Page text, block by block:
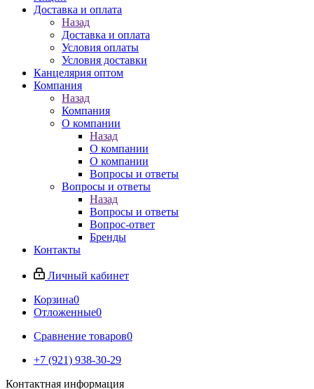
Доставка и оплата
Назад
Доставка и оплата
Условия оплаты
Условия доставки
Канцелярия оптом
Компания
Назад
Компания
О компании
Назад
О компании
О компании
Вопросы и ответы
Вопросы и ответы
Назад
Вопросы и ответы
Вопрос-ответ
Бренды
Контакты
Личный кабинет
Корзина0
Отложенные0
Сравнение товаров0
+7 (921) 938-30-29
Контактная информация